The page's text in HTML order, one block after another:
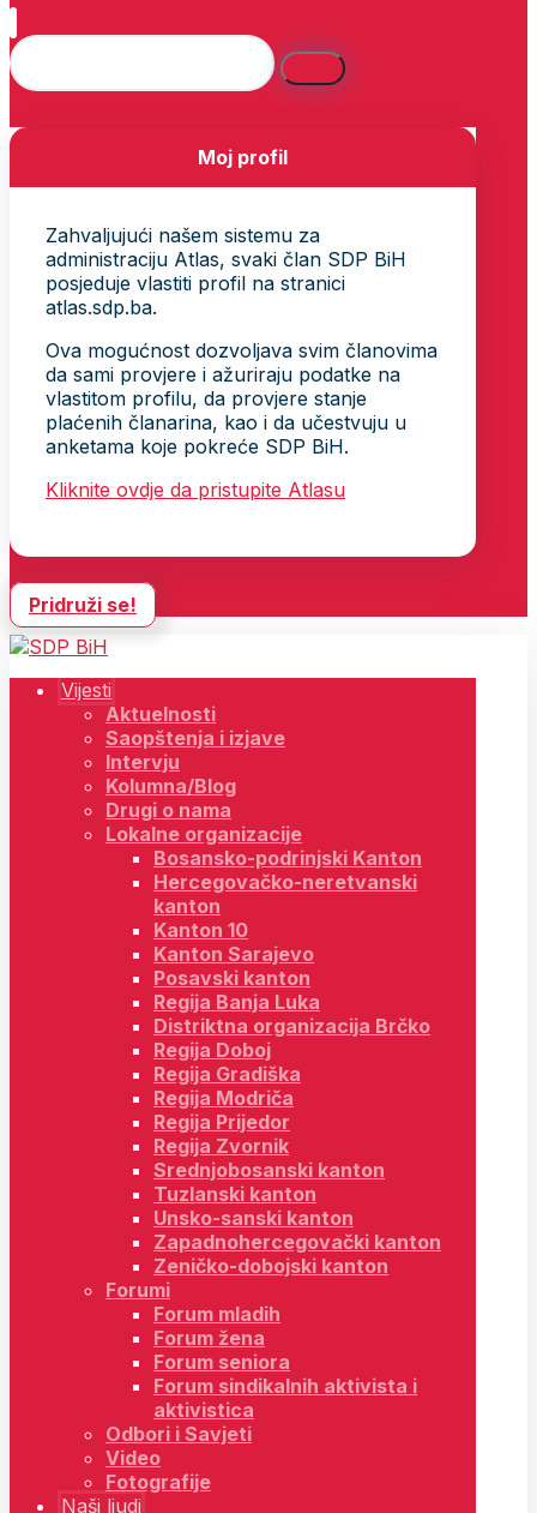
Moj profil
Zahvaljujući našem sistemu za
administraciju Atlas, svaki član SDP BiH
posjeduje vlastiti profil na stranici
atlas.sdp.ba.
Ova mogućnost dozvoljava svim članovima
da sami provjere i ažuriraju podatke na
vlastitom profilu, da provjere stanje
plaćenih članarina, kao i da učestvuju u
anketama koje pokreće SDP BiH.
Kliknite ovdje da pristupite Atlasu
Pridruži se!
Vijesti
Aktuelnosti
Saopštenja i izjave
Intervju
Kolumna/Blog
Drugi o nama
Lokalne organizacije
Bosansko-podrinjski Kanton
Hercegovačko-neretvanski
kanton
Kanton 10
Kanton Sarajevo
Posavski kanton
Regija Banja Luka
Distriktna organizacija Brčko
Regija Doboj
Regija Gradiška
Regija Modriča
Regija Prijedor
Regija Zvornik
Srednjobosanski kanton
Tuzlanski kanton
Unsko-sanski kanton
Zapadnohercegovački kanton
Zeničko-dobojski kanton
Forumi
Forum mladih
Forum žena
Forum seniora
Forum sindikalnih aktivista i
aktivistica
Odbori i Savjeti
Video
Fotografije
Naši ljudi